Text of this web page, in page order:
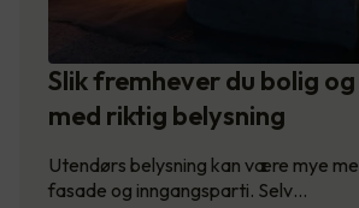
Slik fremhever du bolig
med riktig belysning
Utendørs belysning kan være mye
fasade og inngangsparti. Selv…